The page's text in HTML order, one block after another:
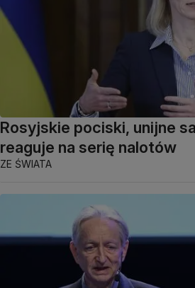
Rosyjskie pociski, unijne
reaguje na serię nalotów
ZE ŚWIATA